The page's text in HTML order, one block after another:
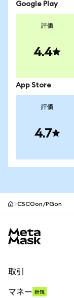
Google Play
評価
4.4
App Store
評価
4.7
CSCOon/PGon
取引
マネー 新規